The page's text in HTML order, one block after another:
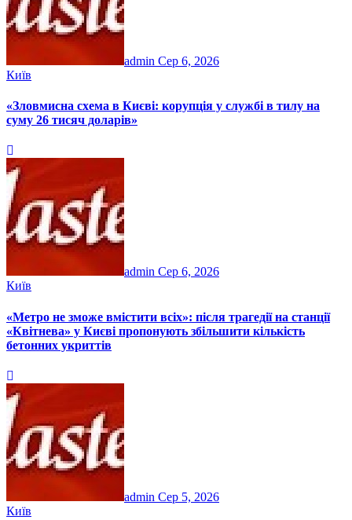
admin Сер 6, 2026
Київ
«Зловмисна схема в Києві: корупція у службі в тилу на
суму 26 тисяч доларів»
admin Сер 6, 2026
Київ
«Метро не зможе вмістити всіх»: після трагедії на станції
«Квітнева» у Києві пропонують збільшити кількість
бетонних укриттів
admin Сер 5, 2026
Київ